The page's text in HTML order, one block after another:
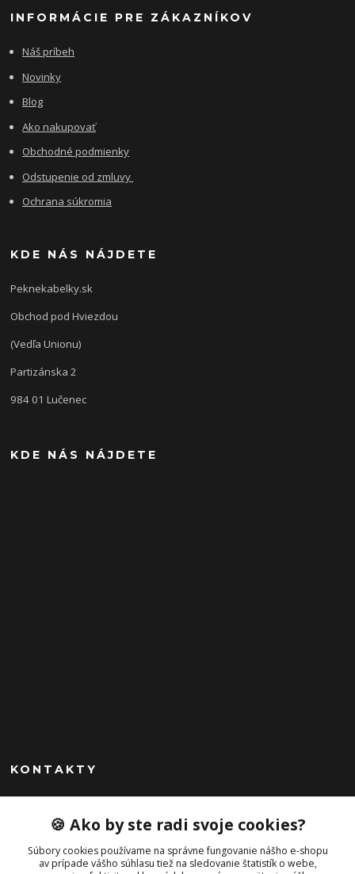
INFORMÁCIE PRE ZÁKAZNÍKOV
Náš príbeh
Novinky
Blog
Ako nakupovať
Obchodné podmienky
Odstupenie od zmluvy
Ochrana súkromia
KDE NÁS NÁJDETE
Peknekabelky.sk
Obchod pod Hviezdou
(Vedľa Unionu)
Partizánska 2
984 01 Lučenec
KDE NÁS NÁJDETE
KONTAKTY
Peknekabelky.sk
+421 949747302
Po-Pia 10-16
🍪 Ako by ste radi svoje cookies?
Súbory cookies používame na správne fungovanie nášho e-shopu
av prípade vášho súhlasu tiež na sledovanie štatistík o webe,